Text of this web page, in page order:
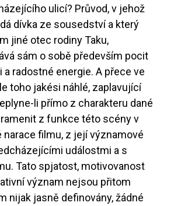
ulicí? Průvod, v jehož
dívka ze sousedství a který
jiné otec rodiny Taku,
sám o sobě především pocit
radostné energie. A přece ve
toho jakési náhlé, zaplavující
li přímo z charakteru dané
z funkce této scény v
narace filmu, z její významové
událostmi a s
Tato spjatost, motivovanost
význam nejsou přitom
nijak jasně definovány, žádné